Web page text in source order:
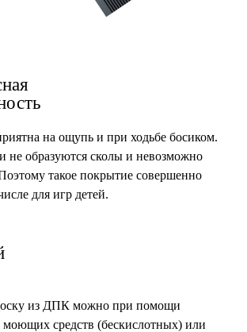
на ощупь и при ходьбе босиком.
не образуются сколы и невозможно
такое покрытие совершенно
для игр детей.
из ДПК можно при помощи
средств (бескислотных) или